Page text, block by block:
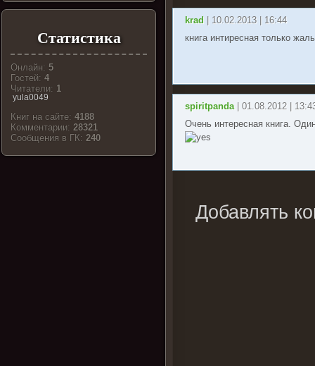
Статистика
Онлайн: 5
Гостей:4
Читатели: 1
yula0049
Книг на сайте:4188
Комментарии:28321
Cообщения в ГК:240
krad | 10.02.2013 | 16:44
книга интиресная только
spiritpanda | 01.08.2012 |
Очень интересная книга.
Добавлять